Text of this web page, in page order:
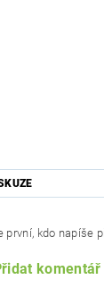
první, kdo napíše
komentář